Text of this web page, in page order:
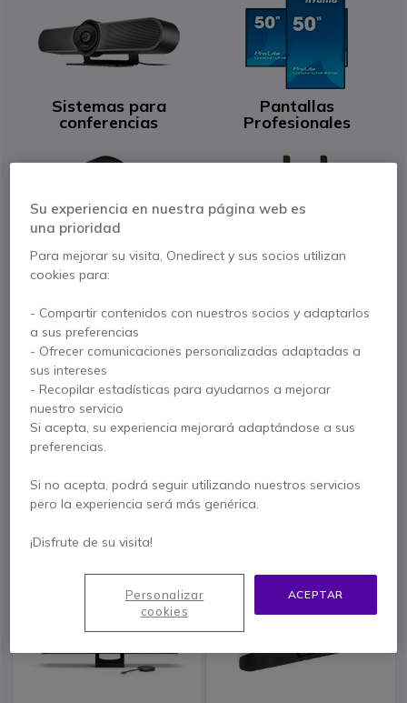
Sistemas para
conferencias
Pantallas
Profesionales
Auriculares
Telefonía Móvil Protección Auditiva
Top ventas videoconferencias
Su experiencia en nuestra página web es
una prioridad
Para mejorar su visita, Onedirect y sus socios utilizan
cookies para:
- Compartir contenidos con nuestros socios y adaptarlos
a sus preferencias
- Ofrecer comunicaciones personalizadas adaptadas a
sus intereses
- Recopilar estadísticas para ayudarnos a mejorar
nuestro servicio
Si acepta, su experiencia mejorará adaptándose a sus
preferencias.
Si no acepta, podrá seguir utilizando nuestros servicios
pero la experiencia será más genérica.
¡Disfrute de su visita!
ACEPTAR
Personalizar
cookies